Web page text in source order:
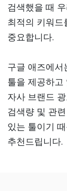
검색했을 때
최적의 키워드
중요합니다.
구글 애즈에서
툴을 제공하고
자사 브랜드
검색량 및 관
있는 툴이기
추천드립니다.